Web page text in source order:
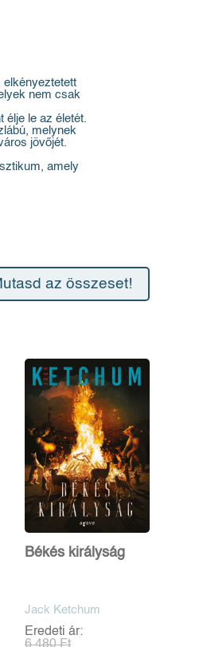
elkényeztetett
nem csak
élje le az életét.
melynek
jövőjét.
amely
az összeset!
Békés királyság
Jack Ketchum
Eredeti ár: